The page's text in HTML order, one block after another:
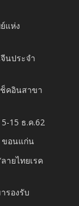
แห่ง
นประจำ
ช็คอินสาขา
15 ธ.ค.62
ขอนแก่น
ายไทยเรค
รองรับ